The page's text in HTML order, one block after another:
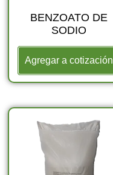
BENZOATO DE
SODIO
Agregar a cotización